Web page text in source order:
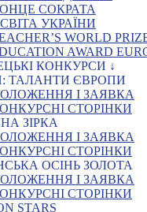
СОКРАТА
УКРАЇНИ
WORLD
AWARD
КОНКУРСИ ↓
ТАЛАНТИ ЄВРОПИ
І ЗАЯВКА
СТОРІНКИ
ЗІРКА
І ЗАЯВКА
СТОРІНКИ
ОСІНЬ ЗОЛОТА
І ЗАЯВКА
СТОРІНКИ
STARS